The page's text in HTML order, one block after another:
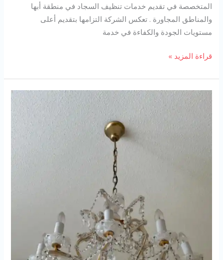
المتخصصة في تقديم خدمات تنظيف السجاد في منطقة أبها
والمناطق المجاورة . تعكس الشركة التزامها بتقديم أعلى
مستويات الجودة والكفاءة في خدمة
شركة
سجاد
بابها
قراءة المزيد »